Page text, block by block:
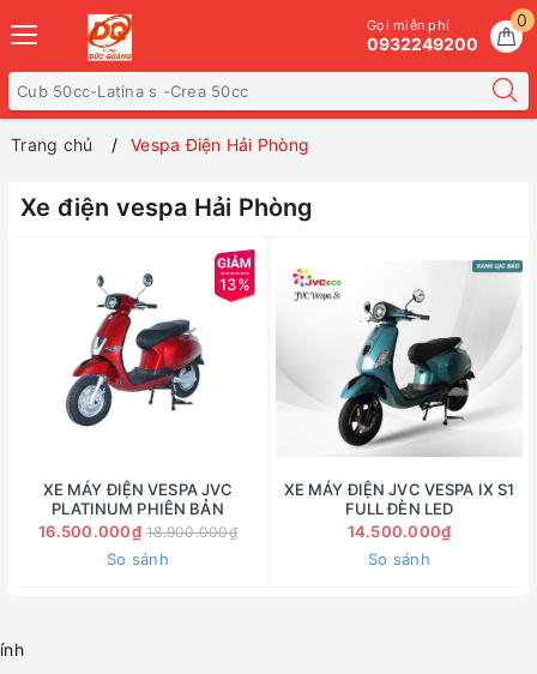
0
Gọi miễn phí
0932249200
Trang chủ Vespa Điện Hải Phòng
Xe điện vespa Hải Phòng
13%
XE MÁY ĐIỆN VESPA JVC
PLATINUM PHIÊN BẢN
16.500.000₫ 18.900.000₫
So sánh
XE MÁY ĐIỆN JVC VESPA IX S1
FULL ĐÈN LED
14.500.000₫
So sánh
ính